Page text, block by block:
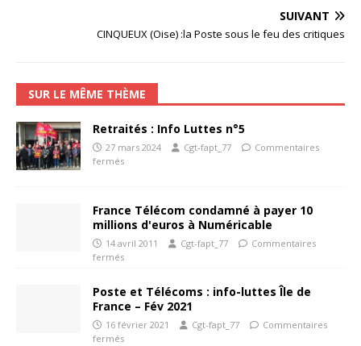
SUIVANT
CINQUEUX (Oise) :la Poste sous le feu des critiques
SUR LE MÊME THÈME
Retraités : Info Luttes n°5
27 mars 2024 Cgt-fapt_77
Commentaires
fermés
France Télécom condamné à payer 10
millions d'euros à Numéricable
14 avril 2011 Cgt-fapt_77
Commentaires
fermés
Poste et Télécoms : info-luttes Île de
France – Fév 2021
16 février 2021 Cgt-fapt_77
Commentaires
fermés